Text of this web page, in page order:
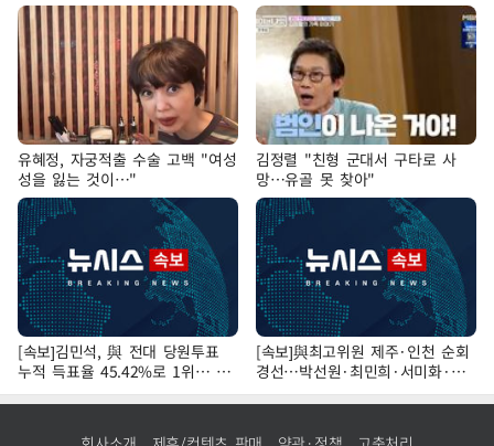
유혜정, 자궁적출 수술 고백 "여성
성을 잃는 것이…"
김정렬 "친형 군대서 구타로 사
망…유골 못 찾아"
[속보]김민석, 與 전대 당원투표
누적 득표율 45.42%로 1위… 정
청래 44.56%
[속보]與최고위원 제주·인천 순회
경선…박선원·최민희·서미화·한
민수·김용 순